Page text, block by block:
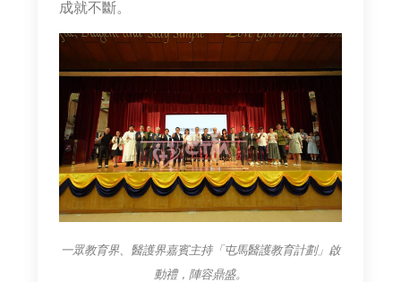
成就不斷。
一眾教育界、醫護界嘉賓主持「屯馬醫護教育計劃」啟
動禮，陣容鼎盛。